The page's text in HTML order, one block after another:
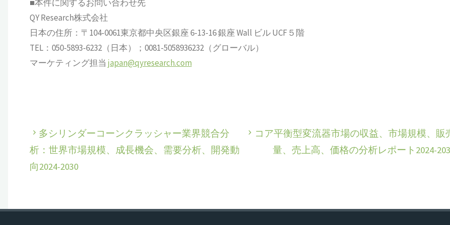
■本件に関するお問い合わせ先
QY Research株式会社
日本の住所：〒104-0061東京都中央区銀座 6-13-16 銀座 Wall ビル UCF５階
TEL：050-5893-6232（日本）；0081-5058936232（グローバル）
マーケティング担当 japan@qyresearch.com
多シリンダーコーンクラッシャー業界競合分
析：世界市場規模、成長機会、需要分析、開発動
向2024-2030
コア平衡型変流器市場の収益、市場規模、販
量、売上高、価格の分析レポート2024-